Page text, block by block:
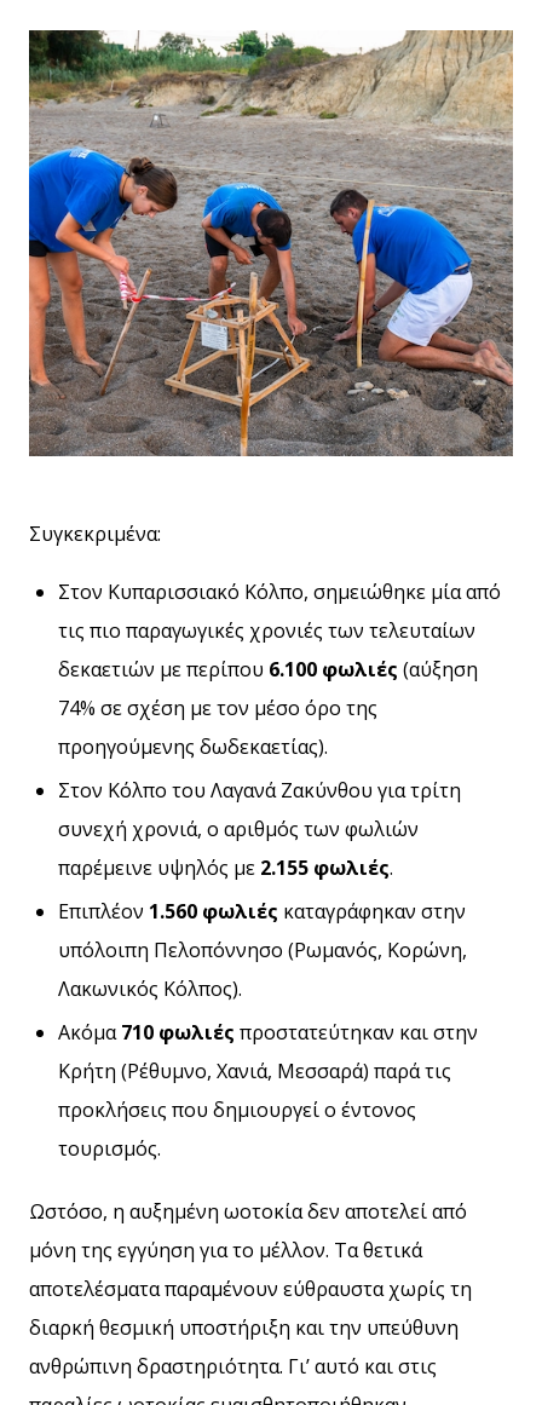
Συγκεκριμένα:
Στον Κυπαρισσιακό Κόλπο, σημειώθηκε μία από
τις πιο παραγωγικές χρονιές των τελευταίων
δεκαετιών με περίπου 6.100 φωλιές (αύξηση
74% σε σχέση με τον μέσο όρο της
προηγούμενης δωδεκαετίας).
Στον Κόλπο του Λαγανά Ζακύνθου για τρίτη
συνεχή χρονιά, ο αριθμός των φωλιών
παρέμεινε υψηλός με 2.155 φωλιές.
Επιπλέον 1.560 φωλιές καταγράφηκαν στην
υπόλοιπη Πελοπόννησο (Ρωμανός, Κορώνη,
Λακωνικός Κόλπος).
Ακόμα710 φωλιές προστατεύτηκαν και στην
Κρήτη (Ρέθυμνο, Χανιά, Μεσσαρά) παρά τις
προκλήσεις που δημιουργεί ο έντονος
τουρισμός.
Ωστόσο, η αυξημένη ωοτοκία δεν αποτελεί από
μόνη της εγγύηση για το μέλλον. Τα θετικά
αποτελέσματα παραμένουν εύθραυστα χωρίς τη
διαρκή θεσμική υποστήριξη και την υπεύθυνη
ανθρώπινη δραστηριότητα. Γι’ αυτό και στις